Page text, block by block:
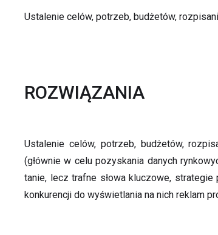
Ustalenie celów, potrzeb, budżetów,
ROZWIĄZANIA
Ustalenie celów, potrzeb, budżetów,
(głównie w celu pozyskania danych
tanie, lecz trafne słowa kluczowe,
konkurencji do wyświetlania na nich reklam